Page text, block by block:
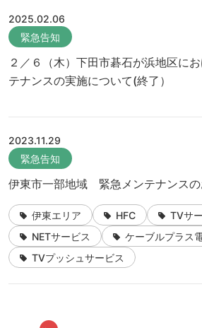
2025.02.06
緊急告知
２／６（木）下田市碁石が浜地区に
テナンスの実施について(終了）
2023.11.29
緊急告知
伊東市一部地域 緊急メンテナンス
伊東エリア HFC
TVサ
NETサービス
ケーブルプラス
TVプッシュサービス